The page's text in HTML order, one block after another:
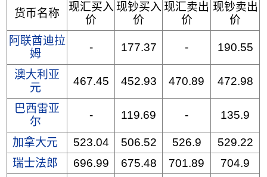
货币名称
现汇买入
价
现钞买入
价
现汇卖出
价
现钞卖出
价
阿联酋迪拉
姆
- 177.37 - 190.55
澳大利亚
元
467.45 452.93 470.89 472.98
巴西雷亚
尔
- 119.69 - 135.9
加拿大元 523.04 506.52 526.9
529.22
瑞士法郎
696.99 675.48 701.89
704.9